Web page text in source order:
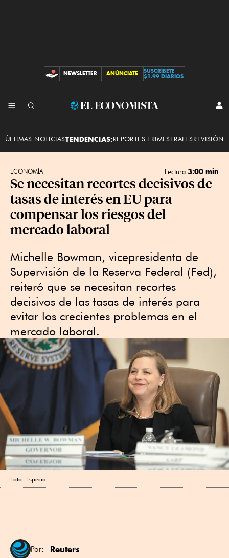
CONTRIBUCIONES
NEWSLETTER ANÚNCIATE
SUSCRÍBETE
$1.99 DIARIOS
El
ÚLTIMAS NOTICIASTENDENCIAS:REPORTES TRIMESTRALESREVISIÓN
ECONOMÍA Lectura 3:00 min
Se necesitan recortes decisivos de
tasas de interés en EU para
compensar los riesgos del
mercado laboral
Michelle Bowman, vicepresidenta de
Supervisión de la Reserva Federal (Fed),
reiteró que se necesitan recortes
decisivos de las tasas de interés para
evitar los crecientes problemas en el
mercado laboral.
Foto: Especial
Por: Reuters